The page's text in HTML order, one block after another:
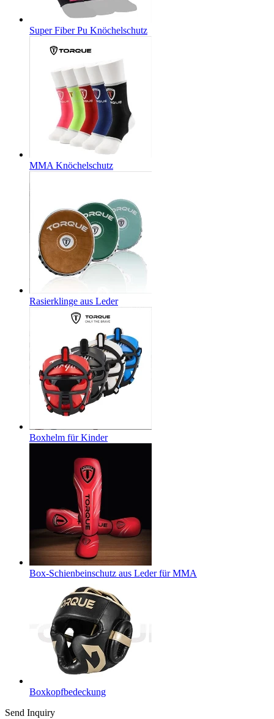
Super Fiber Pu Knöchelschutz
MMA Knöchelschutz
Rasierklinge aus Leder
Boxhelm für Kinder
Box-Schienbeinschutz aus Leder für MMA
Boxkopfbedeckung
Send Inquiry